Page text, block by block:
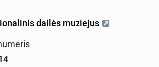
dailės muziejus